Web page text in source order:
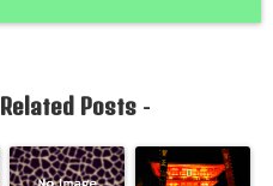
Related Posts-